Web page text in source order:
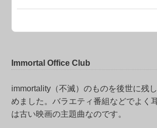
Immortal Office Club
immortality（不滅）のものを後世に残
めました。バラエティ番組などでよく
は古い映画の主題曲なのです。